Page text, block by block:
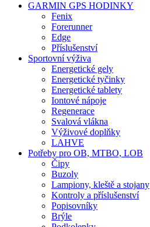
GARMIN GPS HODINKY
Fenix
Forerunner
Edge
Příslušenství
Sportovní výživa
Energetické gely
Energetické tyčinky
Energetické tablety
Iontové nápoje
Regenerace
Svalová vlákna
Výživové doplňky
LAHVE
Potřeby pro OB, MTBO, LOB
Čipy
Buzoly
Lampiony, kleště a stojany
Kontroly a příslušenství
Popisovníky
Brýle